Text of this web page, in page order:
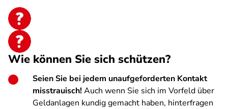
Wie können Sie sich schützen?
Seien Sie bei jedem unaufgeforderten Kontakt
misstrauisch!Auch wenn Sie sich im Vorfeld über
Geldanlagen kundig gemacht haben, hinterfragen